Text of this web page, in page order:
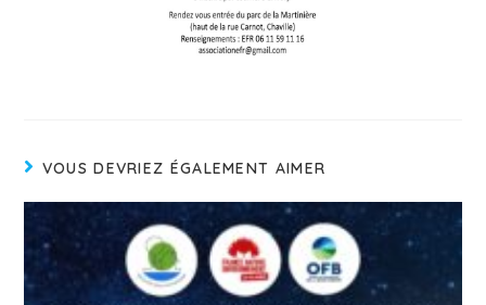
VOUS DEVRIEZ ÉGALEMENT AIMER